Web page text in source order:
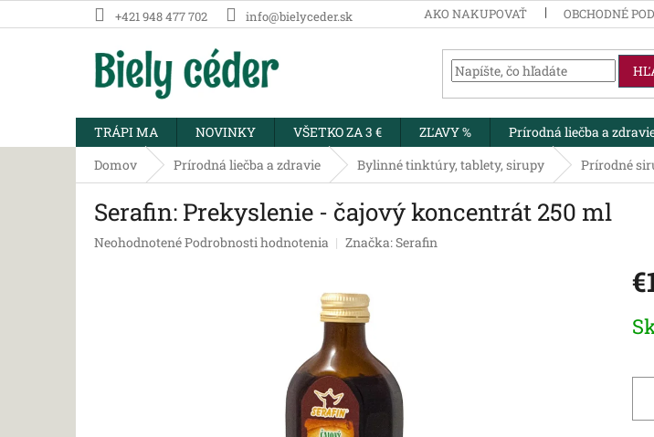
na
+421 948 477 702 info@bielyceder.sk AKO NAKUPOVAŤ OBCHODNÉ
TRÁPI MA NOVINKY VŠETKO ZA 3 € ZĽAVY % Prírodná liečba a
Domov
Prírodná liečba a zdravie Bylinné tinktúry, tablety, sirupy Prírodné
Serafin: Prekyslenie - čajový koncentrát 250 ml
Priemerné
NeohodnotenéPodrobnosti hodnotenia Značka:Serafin